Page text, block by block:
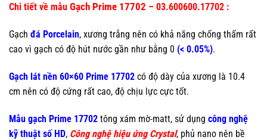
Chi tiết về mẫu Gạch Prime 17702 – 03.600600.17702 :
Gạch đá Porcelain, xương trắng nên có khả năng chống thấm rất
cao vì gạch có độ hút nước gần như bằng 0 (< 0.05%).
Gạch lát nền 60×60 Prime 17702 có độ dày của xương là 10.4
cm nên có độ cứng rất cao, độ chịu lực cực tốt.
Mẫu gạch Prime 17702 tông xám mờ-matt, sử dụng công nghệ
kỹ thuật số HD, Công nghệ hiệu ứng Crystal, phủ nano nên bề